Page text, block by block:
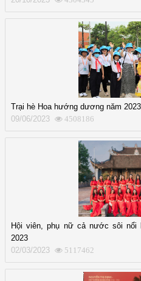
Trại hè Hoa hướng dương năm 2023
09/06/2023
4508186
Hội viên, phụ nữ cả nước sôi
2023
02/03/2023
5117462